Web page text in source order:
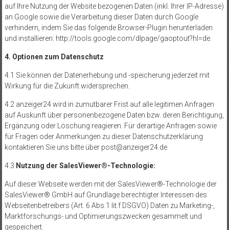
auf Ihre Nutzung der Website bezogenen Daten (inkl. Ihrer IP-Adresse)
an Google sowie die Verarbeitung dieser Daten durch Google
verhindern, indem Sie das folgende Browser-Plugin herunterladen
und installieren: http://tools.google.com/dlpage/gaoptout?hl=de.
4. Optionen zum Datenschutz
4.1 Sie können der Datenerhebung und -speicherung jederzeit mit
Wirkung für die Zukunft widersprechen.
4.2 anzeiger24 wird in zumutbarer Frist auf alle legitimen Anfragen
auf Auskunft über personenbezogene Daten bzw. deren Berichtigung,
Ergänzung oder Löschung reagieren. Für derartige Anfragen sowie
für Fragen oder Anmerkungen zu dieser Datenschutzerklärung
kontaktieren Sie uns bitte über post@anzeiger24.de.
4.3 Nutzung der SalesViewer®-Technologie:
Auf dieser Webseite werden mit der SalesViewer®-Technologie der
SalesViewer® GmbH auf Grundlage berechtigter Interessen des
Webseitenbetreibers (Art. 6 Abs.1 lit.f DSGVO) Daten zu Marketing-,
Marktforschungs- und Optimierungszwecken gesammelt und
gespeichert.